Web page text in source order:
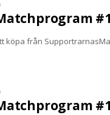
köpa från